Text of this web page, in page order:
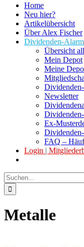
Home
Neu hier?
Artikelübersicht
Über Alex Fischer
Dividenden-Alarm
Übersicht
Mein Depot
Meine
Newsletter
Ex-
FAQ –
Login |
Suche
nach:
Metalle